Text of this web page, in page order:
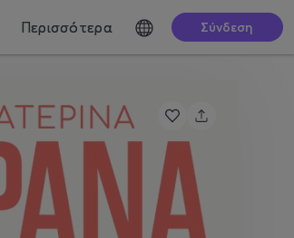
Περισσότερα Σύνδεση